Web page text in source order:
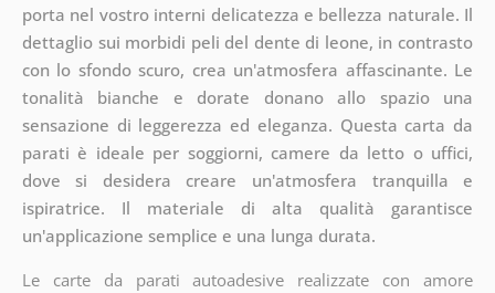
porta nel vostro interni delicatezza e bellezza naturale. Il
dettaglio sui morbidi peli del dente di leone, in contrasto
con lo sfondo scuro, crea un'atmosfera affascinante. Le
tonalità bianche e dorate donano allo spazio una
sensazione di leggerezza ed eleganza. Questa carta da
parati è ideale per soggiorni, camere da letto o uffici,
dove si desidera creare un'atmosfera tranquilla e
ispiratrice. Il materiale di alta qualità garantisce
un'applicazione semplice e una lunga durata.
Le carte da parati autoadesive realizzate con amore